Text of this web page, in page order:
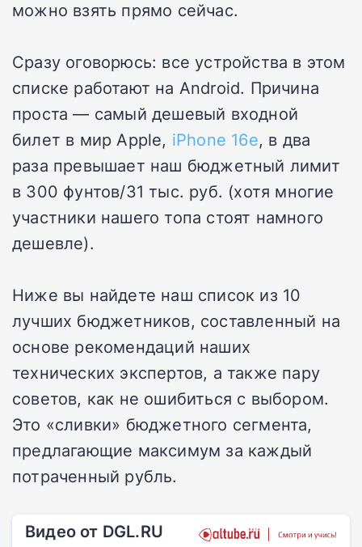
можно взять прямо сейчас.
Сразу оговорюсь: все устройства в этом
списке работают на Android. Причина
проста — самый дешевый входной
билет в мир Apple, iPhone 16e, в два
раза превышает наш бюджетный лимит
в 300 фунтов/31 тыс. руб. (хотя многие
участники нашего топа стоят намного
дешевле).
Ниже вы найдете наш список из 10
лучших бюджетников, составленный на
основе рекомендаций наших
технических экспертов, а также пару
советов, как не ошибиться с выбором.
Это «сливки» бюджетного сегмента,
предлагающие максимум за каждый
потраченный рубль.
Видео от DGL.RU